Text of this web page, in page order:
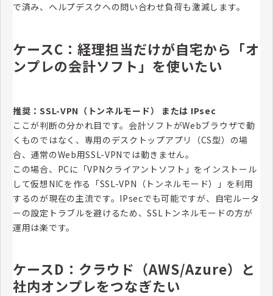
で済み、ヘルプデスクへの問い合わせ負荷も激減します。
ケースC：経理担当だけが自宅から「オ
ンプレの会計ソフト」を使いたい
推奨：SSL-VPN（トンネルモード） または IPsec
ここが判断の分かれ目です。会計ソフトがWebブラウザで動
くものではなく、専用のデスクトップアプリ（CS型）の場
合、通常のWeb用SSL-VPNでは動きません。
この場合、PCに「VPNクライアントソフト」をインストール
して仮想NICを作る「SSL-VPN（トンネルモード）」を利用
するのが現在の主流です。IPsecでも可能ですが、自宅ルータ
ーの設定トラブルを避けるため、SSLトンネルモードの方が
運用は楽です。
ケースD：クラウド（AWS/Azure）と
社内オンプレをつなぎたい